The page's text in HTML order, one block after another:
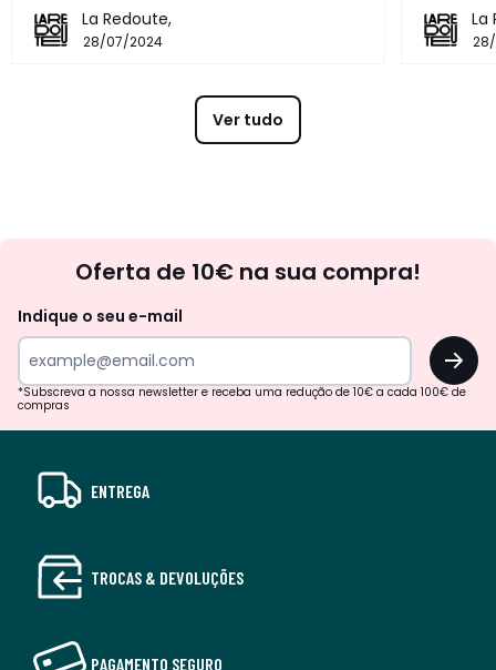
La Redoute,
28/07/2024
La
Ver tudo
Oferta de 10€ na sua compra!
Indique o seu e-mail
OK
*Subscreva a nossa newsletter e receba uma redução de 10€ a cada 100€ de
compras
ENTREGA
TROCAS & DEVOLUÇÕES
PAGAMENTO SEGURO